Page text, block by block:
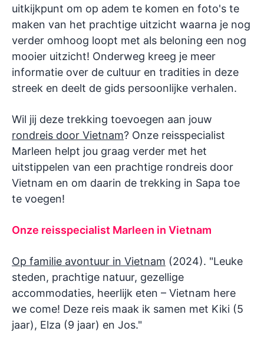
uitkijkpunt om op adem te komen en foto's te
maken van het prachtige uitzicht waarna je nog
verder omhoog loopt met als beloning een nog
mooier uitzicht! Onderweg kreeg je meer
informatie over de cultuur en tradities in deze
streek en deelt de gids persoonlijke verhalen.
Wil jij deze trekking toevoegen aan jouw
rondreis door Vietnam? Onze reisspecialist
Marleen helpt jou graag verder met het
uitstippelen van een prachtige rondreis door
Vietnam en om daarin de trekking in Sapa toe
te voegen!
Onze reisspecialist Marleen in Vietnam
Op familie avontuur in Vietnam (2024). "Leuke
steden, prachtige natuur, gezellige
accommodaties, heerlijk eten – Vietnam here
we come! Deze reis maak ik samen met Kiki (5
jaar), Elza (9 jaar) en Jos."